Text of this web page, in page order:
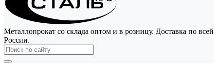
Металлопрокат со склада оптом и в розницу. Доставка по всей
России.